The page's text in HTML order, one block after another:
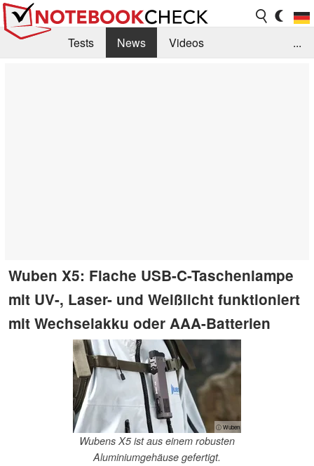
Tests News
Videos
...
Wuben X5: Flache USB-C-Taschenlampe
mit UV-, Laser- und Weißlicht funktioniert
mit Wechselakku oder AAA-Batterien
ⓘ Wuben
Wubens X5 ist aus einem robusten
Aluminiumgehäuse gefertigt.